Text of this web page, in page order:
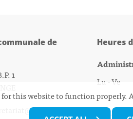
de
1
Heures
Lu -
for this website to function